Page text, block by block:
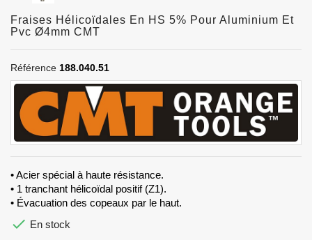
Fraises Hélicoïdales En HS 5% Pour Aluminium Et
Pvc Ø4mm CMT
Référence 188.040.51
• Acier spécial à haute résistance.
• 1 tranchant hélicoïdal positif (Z1).
• Évacuation des copeaux par le haut.
 En stock